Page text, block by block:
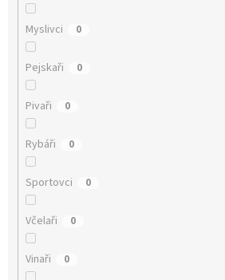
Myslivci 0
Pejskaři 0
Pivaři 0
Rybáři 0
Sportovci 0
Včelaři 0
Vinaři 0